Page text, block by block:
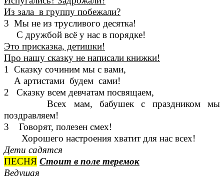
Из зала в группу побежали?
3 Мы не из трусливого десятка!
С дружбой всё у нас в порядке!
Это присказка, детишки!
Про нашу сказку не написали книжки!
1 Сказку сочиним мы с вами,
А артистами будем сами!
2 Сказку всем девчатам посвящаем,
Всех мам, бабушек с праздником мы
поздравляем!
3 Говорят, полезен смех!
Хорошего настроения хватит для нас всех!
Дети садятся
ПЕСНЯ Стоит в поле теремок
Ведущая